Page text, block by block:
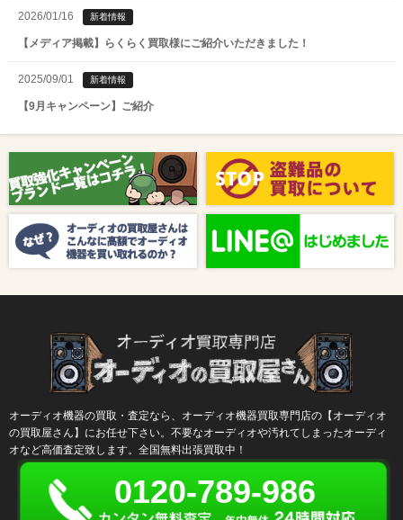
2026/01/16 新着情報
【メディア掲載】らくらく買取様にご紹介いただきました！
2025/09/01 新着情報
【9月キャンペーン】ご紹介
【8月キャンペーン】ご紹介
2024/10/04 新着情報
【ラジオ番組放送のお知らせ】
オーディオ機器の買取・査定なら、オーディオ機器買取専門店の【オーディオ
の買取屋さん】にお任せ下さい。不要なオーディオや汚れてしまったオーディ
オなど高価査定致します。全国無料出張買取中！
0120-789-986